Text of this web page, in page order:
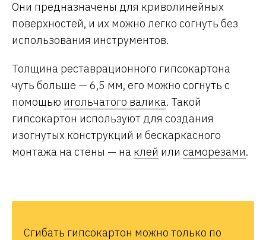
Они предназначены для криволинейных
поверхностей, и их можно легко согнуть без
использования инструментов.
Толщина реставрационного гипсокартона
чуть больше — 6,5 мм, его можно согнуть с
помощью игольчатого валика. Такой
гипсокартон используют для создания
изогнутых конструкций и бескаркасного
монтажа на стены — на клей или саморезами.
Сгибать гипсокартон можно только по